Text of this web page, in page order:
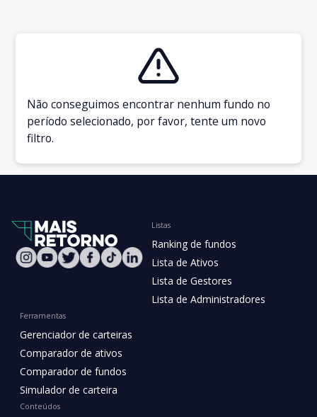
Não conseguimos encontrar nenhum fundo no
período selecionado, por favor, tente um novo
filtro.
Listas
Ranking de fundos
Lista de Ativos
Lista de Gestores
Lista de Administradores
Ferramentas
Gerenciador de carteiras
Comparador de ativos
Comparador de fundos
Simulador de carteira
Conteúdos